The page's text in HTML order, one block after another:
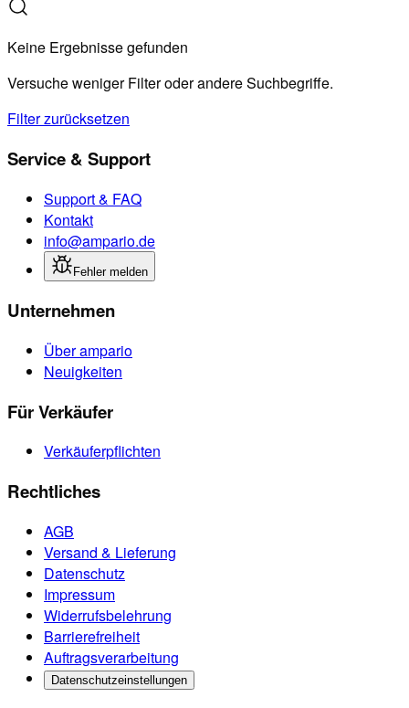
Keine Ergebnisse gefunden
Versuche weniger Filter oder andere Suchbegriffe.
Filter zurücksetzen
Service & Support
Support & FAQ
Kontakt
info@ampario.de
Fehler melden
Unternehmen
Über ampario
Neuigkeiten
Für Verkäufer
Verkäuferpflichten
Rechtliches
AGB
Versand & Lieferung
Datenschutz
Impressum
Widerrufsbelehrung
Barrierefreiheit
Auftragsverarbeitung
Datenschutzeinstellungen